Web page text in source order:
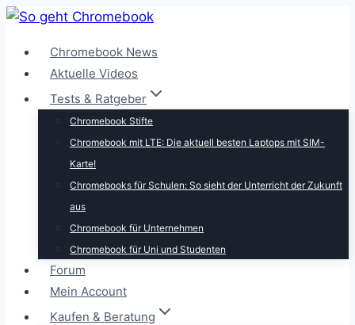
Zum
springenChromebook News
Aktuelle Videos
Tests & Ratgeber
Chromebook Stifte
Chromebook mit LTE: Die aktuell besten Laptops mit SIM-
Karte!
Chromebooks für Schulen: So sieht der Unterricht der Zukunft
aus
Chromebook für Unternehmen
Chromebook für Uni und Studenten
Forum
Mein Account
Kaufen & Beratung